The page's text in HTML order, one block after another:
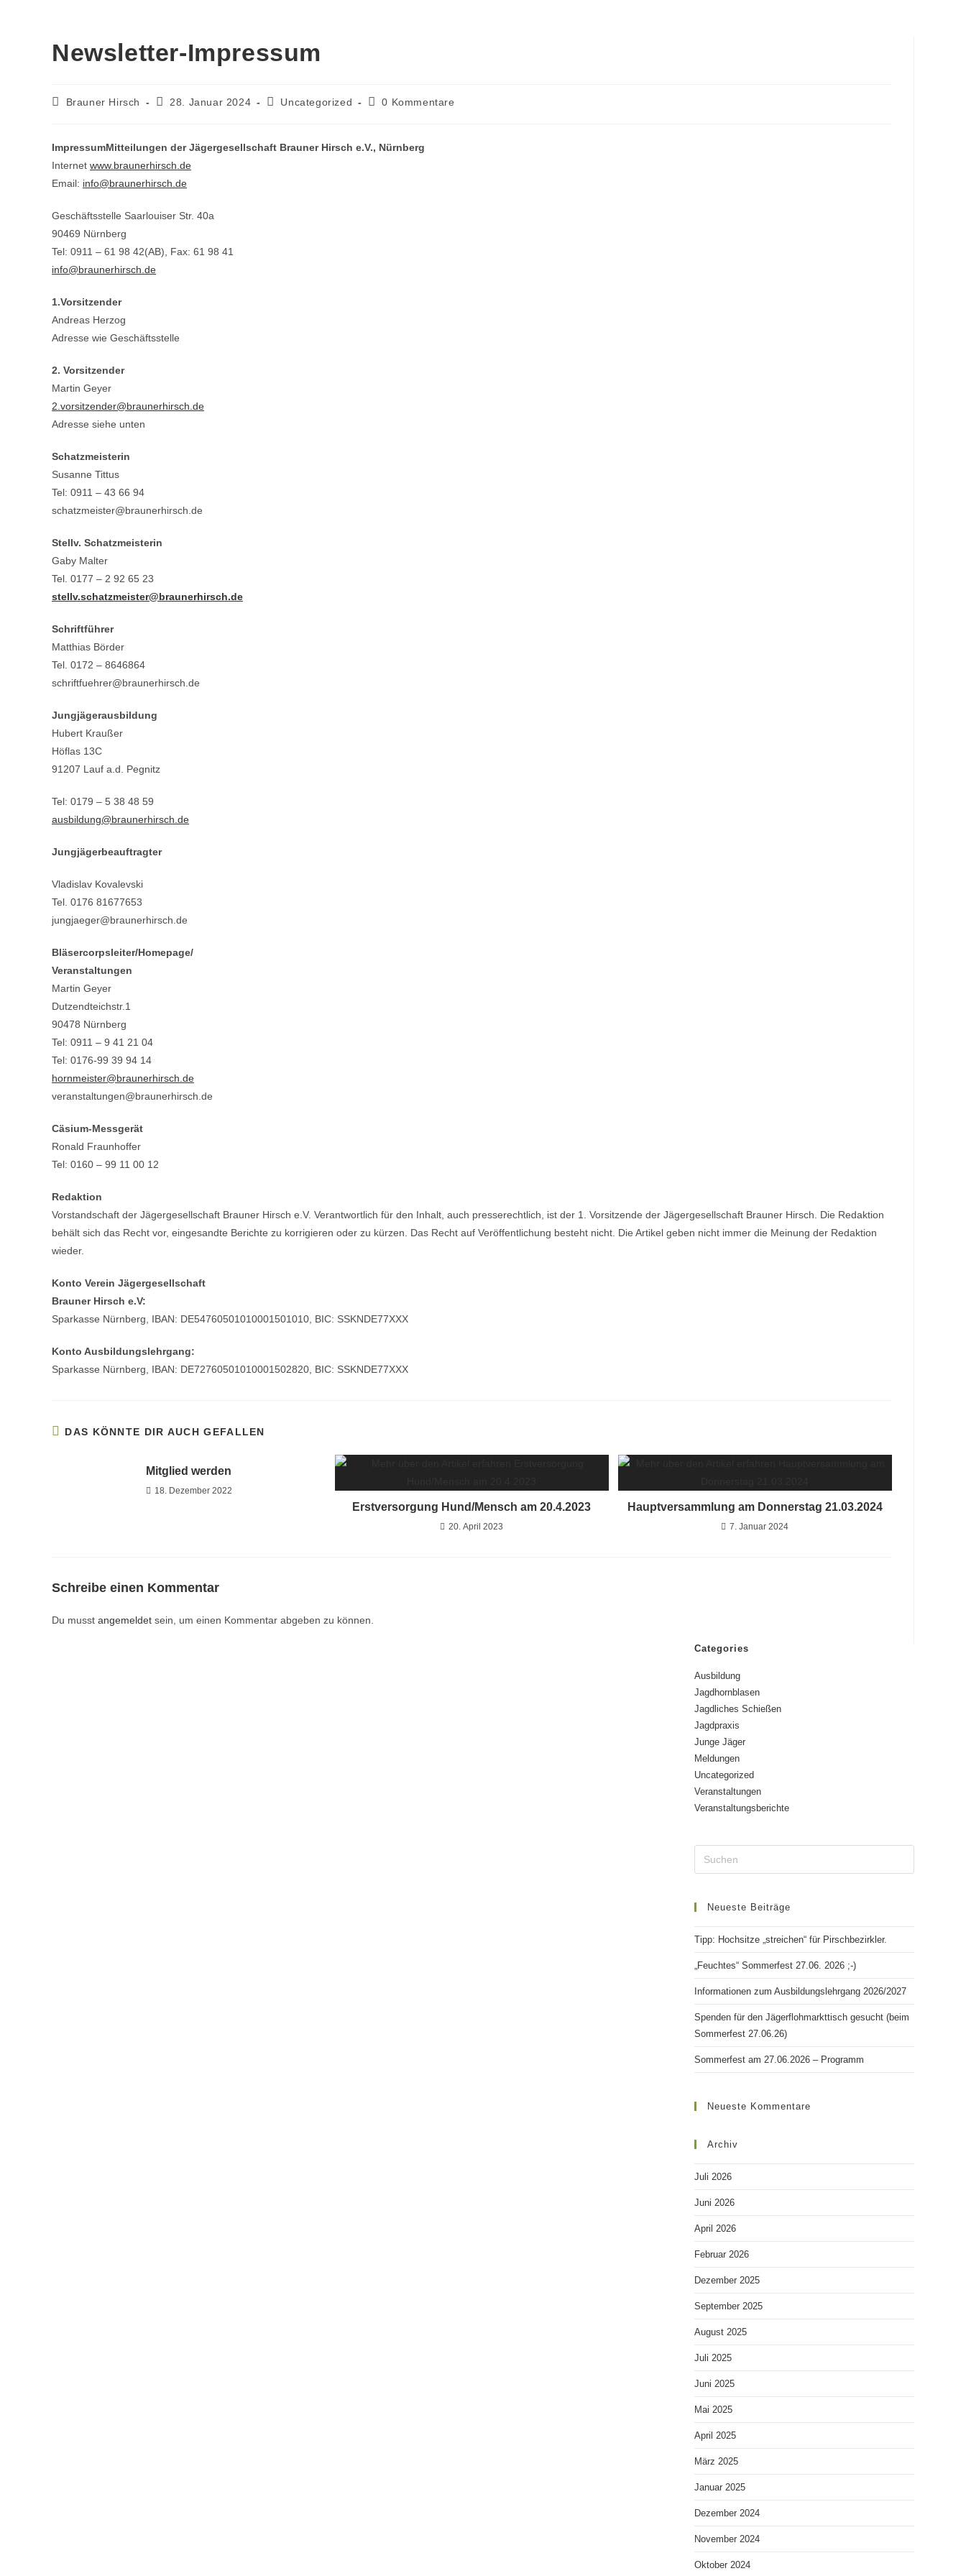
Newsletter-Impressum
Brauner Hirsch 28. Januar 2024 Uncategorized 0 Kommentare
ImpressumMitteilungen der Jägergesellschaft Brauner Hirsch e.V., Nürnberg
Internet www.braunerhirsch.de
Email: info@braunerhirsch.de
Geschäftsstelle Saarlouiser Str. 40a
90469 Nürnberg
Tel: 0911 – 61 98 42(AB), Fax: 61 98 41
info@braunerhirsch.de
1.Vorsitzender
Andreas Herzog
Adresse wie Geschäftsstelle
2. Vorsitzender
Martin Geyer
2.vorsitzender@braunerhirsch.de
Adresse siehe unten
Schatzmeisterin
Susanne Tittus
Tel: 0911 – 43 66 94
schatzmeister@braunerhirsch.de
Stellv. Schatzmeisterin
Gaby Malter
Tel. 0177 – 2 92 65 23
stellv.schatzmeister@braunerhirsch.de
Schriftführer
Matthias Börder
Tel. 0172 – 8646864
schriftfuehrer@braunerhirsch.de
Jungjägerausbildung
Hubert Kraußer
Höflas 13C
91207 Lauf a.d. Pegnitz
Tel: 0179 – 5 38 48 59
ausbildung@braunerhirsch.de
Jungjägerbeauftragter
Vladislav Kovalevski
Tel. 0176 81677653
jungjaeger@braunerhirsch.de
Bläsercorpsleiter/Homepage/
Veranstaltungen
Martin Geyer
Dutzendteichstr.1
90478 Nürnberg
Tel: 0911 – 9 41 21 04
Tel: 0176-99 39 94 14
hornmeister@braunerhirsch.de
veranstaltungen@braunerhirsch.de
Cäsium-Messgerät
Ronald Fraunhoffer
Tel: 0160 – 99 11 00 12
Redaktion
Vorstandschaft der Jägergesellschaft Brauner Hirsch e.V. Verantwortlich für den Inhalt, auch presserechtlich, ist der 1. Vorsitzende der Jägergesellschaft Brauner Hirsch. Die Redaktion
behält sich das Recht vor, eingesandte Berichte zu korrigieren oder zu kürzen. Das Recht auf Veröffentlichung besteht nicht. Die Artikel geben nicht immer die Meinung der Redaktion
wieder.
Konto Verein Jägergesellschaft
Brauner Hirsch e.V:
Sparkasse Nürnberg, IBAN: DE54760501010001501010, BIC: SSKNDE77XXX
Konto Ausbildungslehrgang:
Sparkasse Nürnberg, IBAN: DE72760501010001502820, BIC: SSKNDE77XXX
DAS KÖNNTE DIR AUCH GEFALLEN
Mitglied werden
18. Dezember 2022
Erstversorgung Hund/Mensch am 20.4.2023
20. April 2023
Hauptversammlung am Donnerstag 21.03.2024
7. Januar 2024
Schreibe einen Kommentar
Du musst angemeldet sein, um einen Kommentar abgeben zu können.
Categories
Ausbildung
Jagdhornblasen
Jagdliches Schießen
Jagdpraxis
Junge Jäger
Meldungen
Uncategorized
Veranstaltungen
Veranstaltungsberichte
Neueste Beiträge
Tipp: Hochsitze „streichen“ für Pirschbezirkler.
„Feuchtes“ Sommerfest 27.06. 2026 ;-)
Informationen zum Ausbildungslehrgang 2026/2027
Spenden für den Jägerflohmarkttisch gesucht (beim
Sommerfest 27.06.26)
Sommerfest am 27.06.2026 – Programm
Neueste Kommentare
Archiv
Juli 2026
Juni 2026
April 2026
Februar 2026
Dezember 2025
September 2025
August 2025
Juli 2025
Juni 2025
Mai 2025
April 2025
März 2025
Januar 2025
Dezember 2024
November 2024
Oktober 2024